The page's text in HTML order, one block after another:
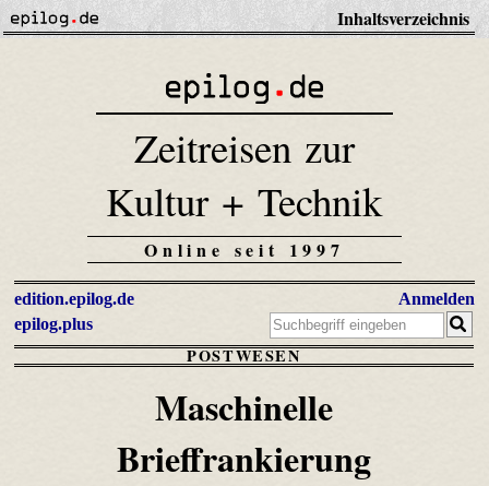
Inhaltsverzeichnis
Zeitreisen zur
Kultur + Technik
Online seit 1997
edition.epilog.de
epilog.plus
Anmelden
POSTWESEN
Maschinelle
Brieffrankierung